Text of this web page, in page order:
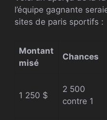
l’équipe gagnante
sites de paris sportifs :
Montant
misé
Chances
1 250 $
2 500
contre 1